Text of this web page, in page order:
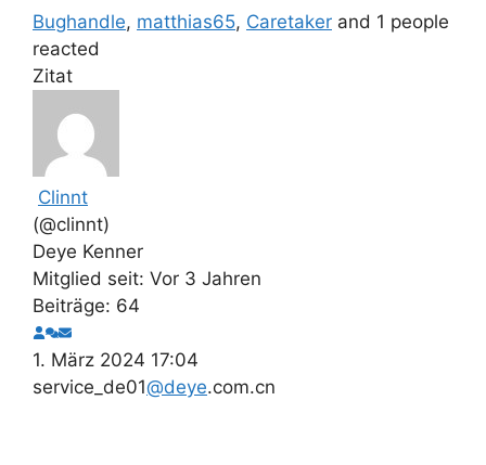
Bughandle, matthias65, Caretaker and 1 people
reacted
Zitat
Clinnt
(@clinnt)
Deye Kenner
Mitglied seit: Vor 3 Jahren
Beiträge: 64
1. März 2024 17:04
service_de01@deye.com.cn